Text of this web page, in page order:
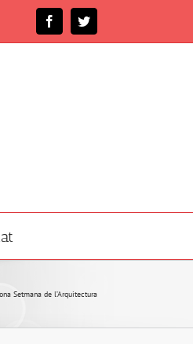
FacebookTwitter
Setmana de l’Arquitectura